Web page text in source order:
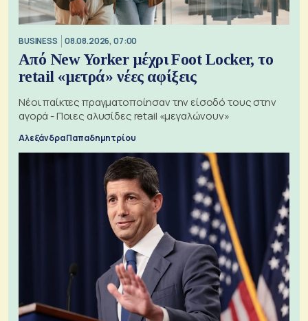
BUSINESS 08.08.2026, 07:00
Από New Yorker μέχρι Foot Locker, το
retail «μετρά» νέες αφίξεις
Νέοι παίκτες πραγματοποίησαν την είσοδό τους στην
αγορά - Ποιες αλυσίδες retail «μεγαλώνουν»
Αλεξάνδρα Παπαδημητρίου